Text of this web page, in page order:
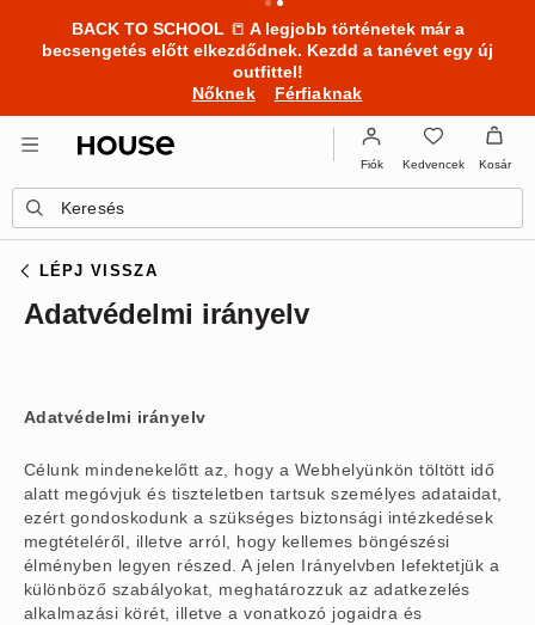
BACK TO SCHOOL 📒 A legjobb történetek már a
becsengetés előtt elkezdődnek. Kezdd a tanévet egy új
outfittel!
Nőknek
Férfiaknak
Fiók Kedvencek Kosár
Keresés
LÉPJ VISSZA
Adatvédelmi irányelv
Adatvédelmi irányelv
Célunk mindenekelőtt az, hogy a Webhelyünkön töltött idő
alatt megóvjuk és tiszteletben tartsuk személyes adataidat,
ezért gondoskodunk a szükséges biztonsági intézkedések
megtételéről, illetve arról, hogy kellemes böngészési
élményben legyen részed. A jelen Irányelvben lefektetjük a
különböző szabályokat, meghatározzuk az adatkezelés
alkalmazási körét, illetve a vonatkozó jogaidra és